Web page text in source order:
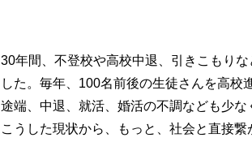
30年間、不登校や高校中退、引きこもり
した。毎年、100名前後の生徒さんを高校
途端、中退、就活、婚活の不調なども少な
こうした現状から、もっと、社会と直接